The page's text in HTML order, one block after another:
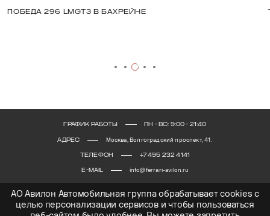
Победа 296 LMGT3 в Бахрейне
ГРАФИК РАБОТЫ ПН - ВС: 9:00 - 21:40
АДРЕС Москва, Волгоградский проспект, 41.
ТЕЛЕФОН +7 495 232 4141
E-MAIL info@ferrari-avilon.ru
АО Авилон Автомобильная группа обрабатывает cookies с
целью персонализации сервисов и чтобы пользоваться